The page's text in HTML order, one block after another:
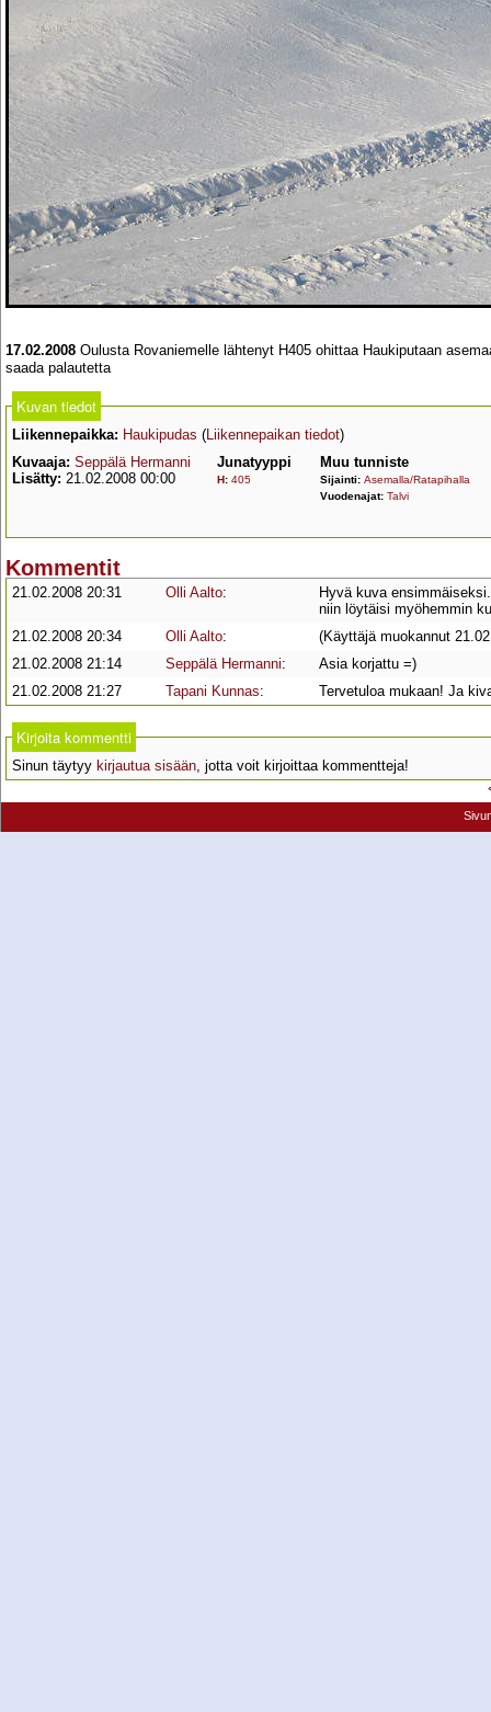
17.02.2008 Oulusta Rovaniemelle lähtenyt H405 ohittaa Haukiputaan
saada palautetta
Kuvan tiedot
Liikennepaikka: Haukipudas (Liikennepaikan tiedot)
Kuvaaja: Seppälä Hermanni
Lisätty: 21.02.2008 00:00
Junatyyppi
H: 405
Muu tunniste
Sijainti: Asemalla/Ratapihalla
Vuodenajat: Talvi
Kommentit
21.02.2008 20:31 Olli Aalto:
Hyvä kuva
niin löytäisi myöhemmin
21.02.2008 20:34
Olli Aalto:
(Käyttäjä muokannut
21.02.2008 21:14
Seppälä Hermanni:
Asia korjattu =)
21.02.2008 21:27
Tapani Kunnas: Tervetuloa mukaan! Ja
Kirjoita kommentti
Sinun täytyy kirjautua sisään, jotta voit kirjoittaa kommentteja!